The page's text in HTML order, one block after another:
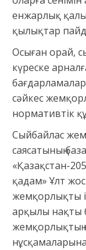
енжарлық
қылықтар
Осыған орай,
күреске
сәйкес
нормативтік
Сыйбайлас
саясатының
«Қазақстан-
қадам» Ұлт
жемқорлықты
арқылы нақты
жемқорлықтың